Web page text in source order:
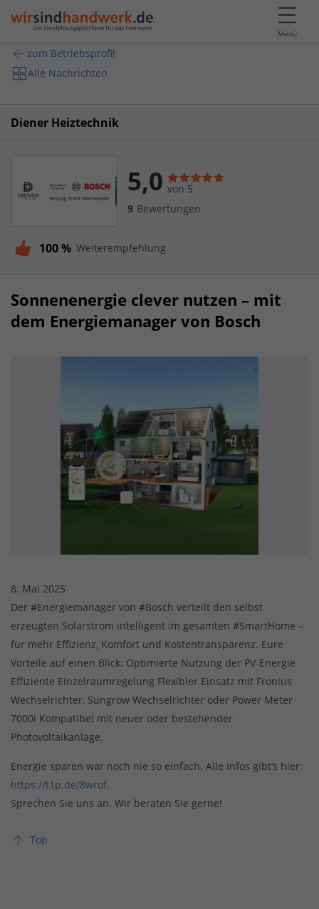
Menü
zum Betriebsprofil
Alle Nachrichten
Diener Heiztechnik
5,0 von 5
9 Bewertungen
100 % Weiterempfehlung
Sonnenenergie clever nutzen – mit
dem Energiemanager von Bosch
8. Mai 2025
Der #Energiemanager von #Bosch verteilt den selbst
erzeugten Solarstrom intelligent im gesamten #SmartHome –
für mehr Effizienz, Komfort und Kostentransparenz. Eure
Vorteile auf einen Blick: Optimierte Nutzung der PV-Energie
Effiziente Einzelraumregelung Flexibler Einsatz mit Fronius
Wechselrichter, Sungrow Wechselrichter oder Power Meter
7000i Kompatibel mit neuer oder bestehender
Photovoltaikanlage.
Energie sparen war noch nie so einfach. Alle Infos gibt’s hier:
https://t1p.de/8wrof.
Sprechen Sie uns an. Wir beraten Sie gerne!
Top